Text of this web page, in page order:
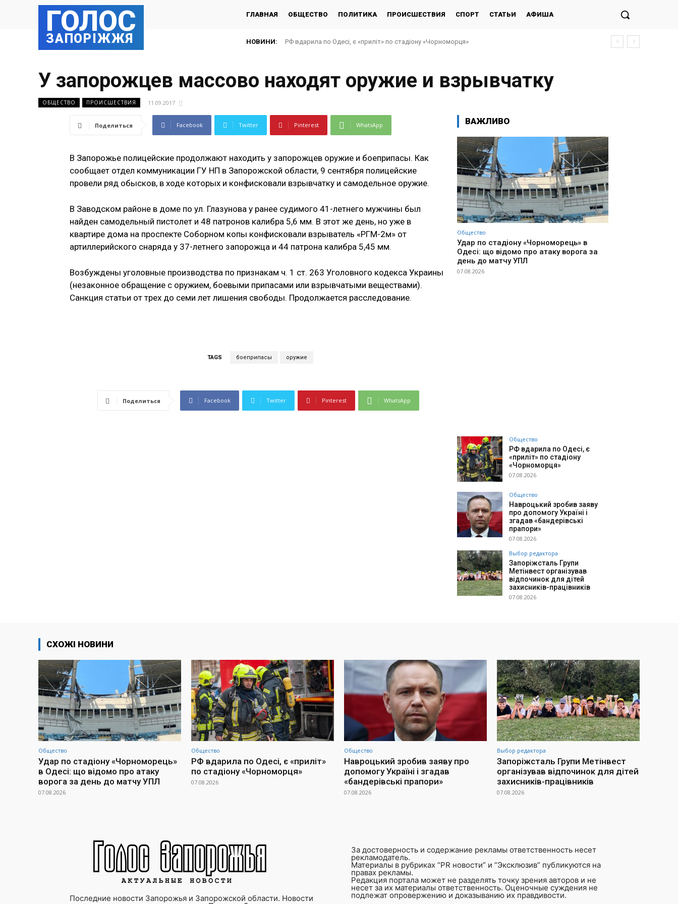
ГОЛОС
ЗАПОРІЖЖЯ
ГЛАВНАЯ ОБЩЕСТВО ПОЛИТИКА ПРОИСШЕСТВИЯ СПОРТ СТАТЬИ АФИША
НОВИНИ: РФ вдарила по Одесі, є «приліт» по стадіону «Чорноморця»
У запорожцев массово находят оружие и взрывчатку
ОБЩЕСТВО ПРОИСШЕСТВИЯ 11.09.2017
Поделиться Facebook Twitter Pinterest WhatsApp
В Запорожье полицейские продолжают находить у запорожцев оружие и боеприпасы. Как
сообщает отдел коммуникации ГУ НП в Запорожской области, 9 сентября полицейские
провели ряд обысков, в ходе которых и конфисковали взрывчатку и самодельное оружие.
В Заводском районе в доме по ул. Глазунова у ранее судимого 41-летнего мужчины был
найден самодельный пистолет и 48 патронов калибра 5,6 мм. В этот же день, но уже в
квартире дома на проспекте Соборном копы конфисковали взрыватель «РГМ-2м» от
артиллерийского снаряда у 37-летнего запорожца и 44 патрона калибра 5,45 мм.
Возбуждены уголовные производства по признакам ч. 1 ст. 263 Уголовного кодекса Украины
(незаконное обращение с оружием, боевыми припасами или взрывчатыми веществами).
Санкция статьи от трех до семи лет лишения свободы. Продолжается расследование.
TAGS боеприпасы оружие
Поделиться Facebook Twitter Pinterest WhatsApp
ВАЖЛИВО
Общество
Удар по стадіону «Чорноморець» в
Одесі: що відомо про атаку ворога за
день до матчу УПЛ
07.08.2026
Общество
РФ вдарила по Одесі, є
«приліт» по стадіону
«Чорноморця»
07.08.2026
Общество
Навроцький зробив заяву
про допомогу Україні і
згадав «бандерівські
прапори»
07.08.2026
Выбор редактора
Запоріжсталь Групи
Метінвест організував
відпочинок для дітей
захисників-працівників
07.08.2026
СХОЖІ НОВИНИ
Общество
Удар по стадіону «Чорноморець»
в Одесі: що відомо про атаку
ворога за день до матчу УПЛ
07.08.2026
Общество
РФ вдарила по Одесі, є «приліт»
по стадіону «Чорноморця»
07.08.2026
Общество
Навроцький зробив заяву про
допомогу Україні і згадав
«бандерівські прапори»
07.08.2026
Выбор редактора
Запоріжсталь Групи Метінвест
організував відпочинок для дітей
захисників-працівників
07.08.2026
Последние новости Запорожья и Запорожской области. Новости
За достоверность и содержание рекламы ответственность несет
рекламодатель.
Материалы в рубриках “PR новости” и “Эксклюзив” публикуются на
правах рекламы.
Редакция портала может не разделять точку зрения авторов и не
несет за их материалы ответственность. Оценочные суждения не
подлежат опровержению и доказыванию их правдивости.